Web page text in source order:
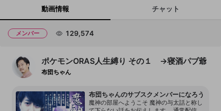
動画情報 チャット
メンバー 129,574
ポケモンORAS人生縛り その１ →寝酒パブ爺
布団ちゃん
布団ちゃんのサブスクメンバーになろう
魔神の部屋へようこそ 魔神の与太話と称し